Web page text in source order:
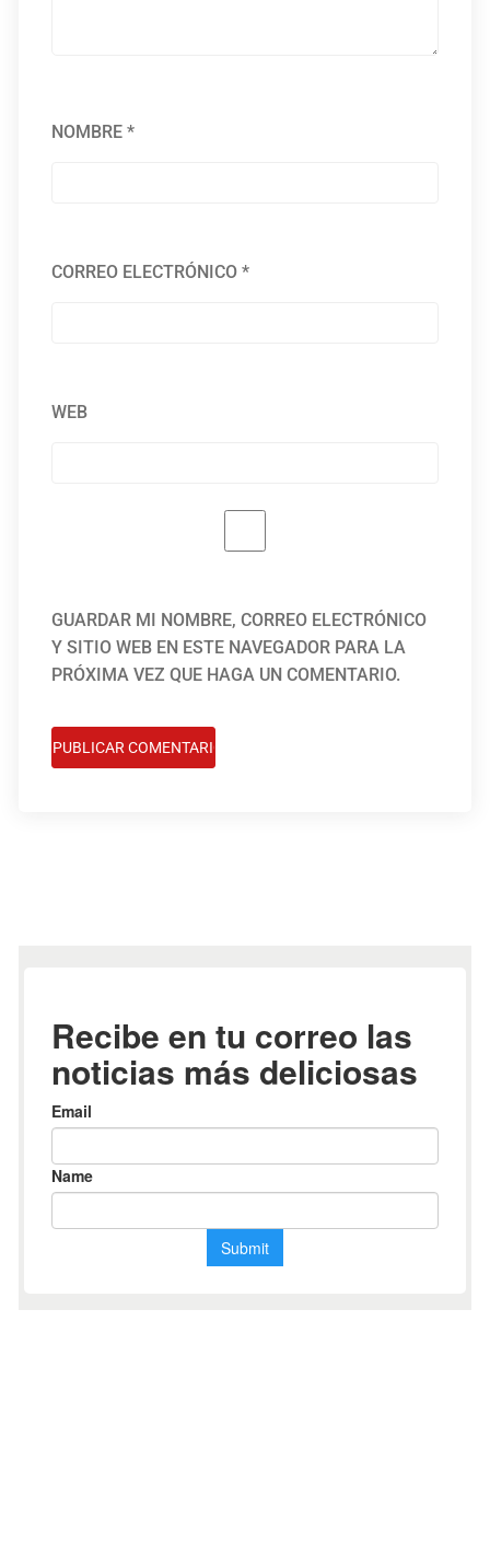
NOMBRE*
CORREO ELECTRÓNICO*
WEB
GUARDAR MI NOMBRE, CORREO ELECTRÓNICO
Y SITIO WEB EN ESTE NAVEGADOR PARA LA
PRÓXIMA VEZ QUE HAGA UN COMENTARIO.